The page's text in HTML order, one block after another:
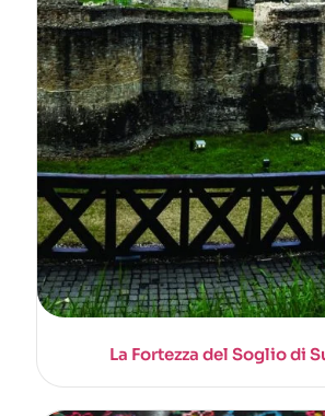
La Fortezza del Soglio di